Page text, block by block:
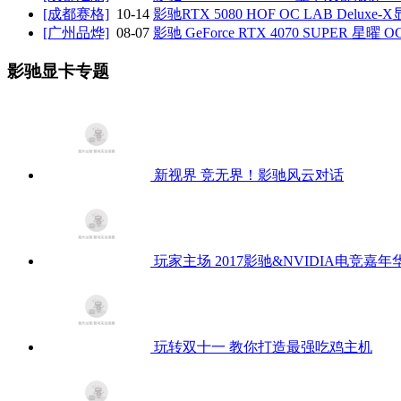
[成都赛格] 10-14 影驰RTX 5080 HOF OC LAB Deluxe-X
[广州品烨] 08-07 影驰 GeForce RTX 4070 SUPER 星曜
影驰显卡专题
新视界 竞无界！影驰风云对话
玩家主场 2017影驰&NVIDIA电竞嘉年
玩转双十一 教你打造最强吃鸡主机